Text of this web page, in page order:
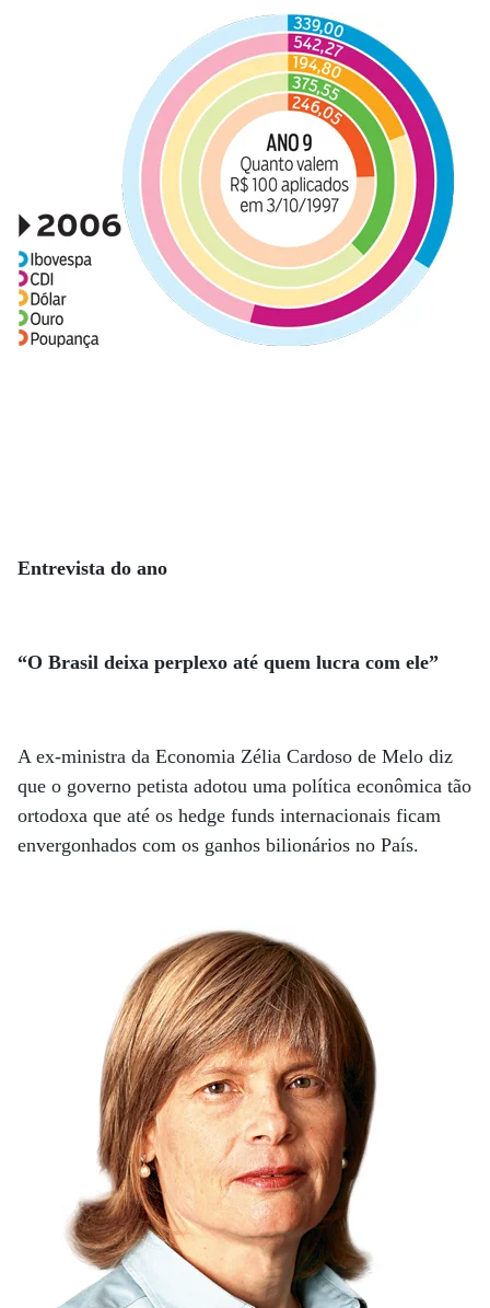
Entrevista do ano
“O Brasil deixa perplexo até quem lucra com ele”
A ex-ministra da Economia Zélia Cardoso de Melo diz
que o governo petista adotou uma política econômica tão
ortodoxa que até os hedge funds internacionais ficam
envergonhados com os ganhos bilionários no País.